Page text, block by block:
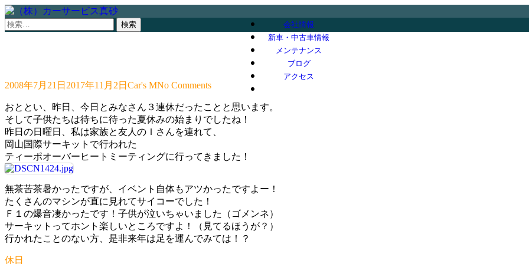
検
会社情報
新車・中古車情報
メンテナンス
ブログ
アクセス
2008年7月21日 2017年11月2日 Car's MNo Comments
おととい、昨日、今日とみなさん３連休だったことと思います。
そして子供たちは待ちに待った夏休みの始まりでしたね！
昨日の日曜日、私は家族と友人のＩさんを連れて、
岡山国際サーキットで行われた
ティーポオーバーヒートミーティングに行ってきました！
無茶苦茶暑かったですが、イベント自体もアツかったですよー！
たくさんのマシンが直に見れてサイコーでした！
Ｆ１の爆音凄かったです！子供が泣いちゃいました（ゴメンネ）
サーキットってホント楽しいところですよ！（見てるほうが？）
行かれたことのない方、是非来年は足を運んでみては！？
休日